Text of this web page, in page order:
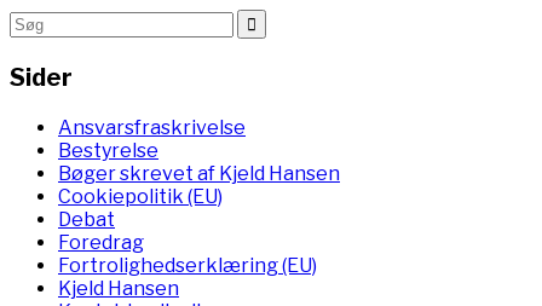
Sider
Ansvarsfraskrivelse
Bestyrelse
Bøger skrevet af Kjeld Hansen
Cookiepolitik (EU)
Debat
Foredrag
Fortrolighedserklæring (EU)
Kjeld Hansen